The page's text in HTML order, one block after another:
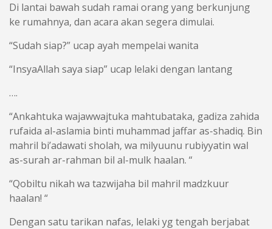
Di lantai bawah sudah ramai orang yang berkunjung
ke rumahnya, dan acara akan segera dimulai.
“Sudah siap?” ucap ayah mempelai wanita
“InsyaAllah saya siap” ucap lelaki dengan lantang
….
“Ankahtuka wajawwajtuka mahtubataka, gadiza zahida
rufaida al-aslamia binti muhammad jaffar as-shadiq. Bin
mahril bi’adawati sholah, wa milyuunu rubiyyatin wal
as-surah ar-rahman bil al-mulk haalan. “
“Qobiltu nikah wa tazwijaha bil mahril madzkuur
haalan! “
Dengan satu tarikan nafas, lelaki yg tengah berjabat